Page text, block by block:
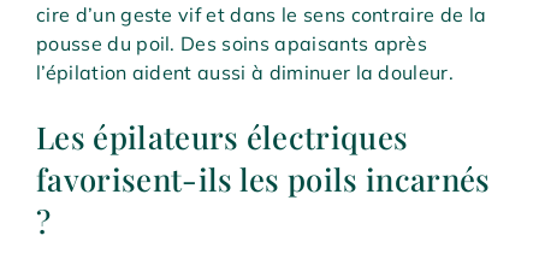
cire d’un geste vif et dans le sens contraire de la
pousse du poil. Des soins apaisants après
l’épilation aident aussi à diminuer la douleur.
Les épilateurs électriques
favorisent-ils les poils incarnés
?